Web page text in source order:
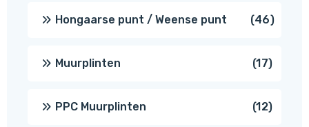
Hongaarse punt / Weense punt 4646
Muurplinten 1717
PPC Muurplinten 1212